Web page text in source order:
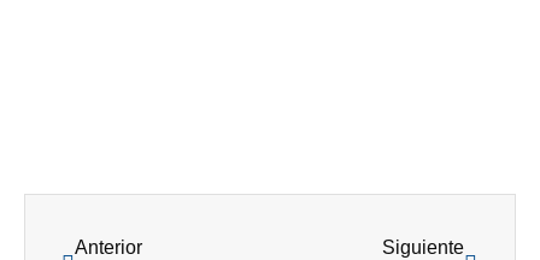
Anterior Siguiente